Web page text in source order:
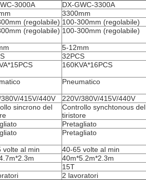
3000A
DX-GWC-3300A
3300mm
(regolabile) 100-300mm (regolabile)
(regolabile) 100-300mm (regolabile)
5-12mm
32PCS
160KVA*16PCS
Pneumatico
415V/440V
220V/380V/415V/440V
sincrono del
Controllo synchtonous del
tiristore
Pretagliato
Pretagliato
volte al min
40-65 volte al min
40m*5.2m*2.3m
15T
2 lavoratori